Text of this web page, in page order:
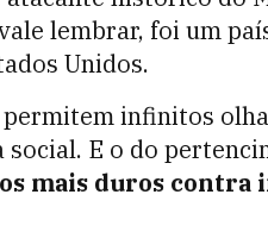
lembrar, foi um
Unidos.
infinitos
E o do
mais duros